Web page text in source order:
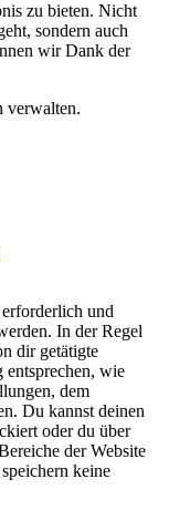
zu bieten. Nicht
sondern auch
wir Dank der
verwalten.
und
In der Regel
dir getätigte
entsprechen, wie
dem
Du kannst deinen
oder du über
der Website
keine